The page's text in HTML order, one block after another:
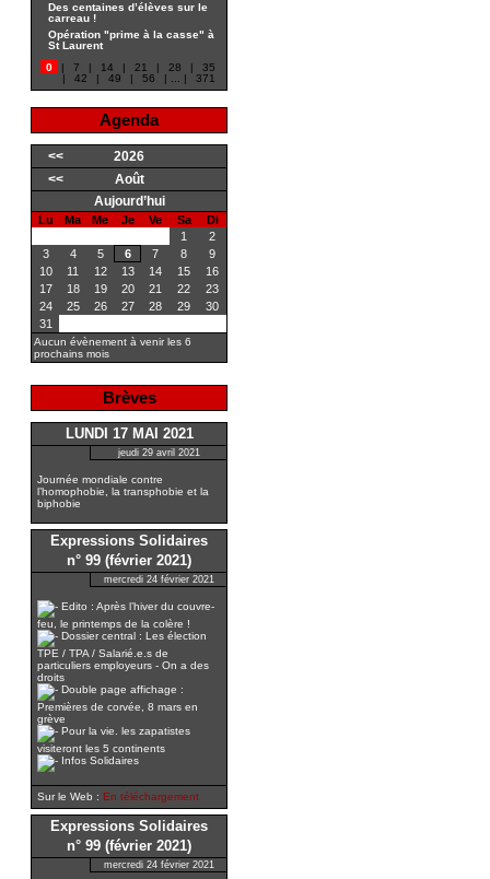
Des centaines d’élèves sur le
carreau !
Opération "prime à la casse" à
St Laurent
0
| 7 | 14 | 21 | 28 |
35
|
42 | 49 | 56 | | 371
Agenda
<<
2026
<<
Août
Aujourd’hui
Lu Ma Me Je Ve Sa
Di
1
2
3
4 5 6 7 8
9
10
11 12 13 14 15
16
17
18 19 20 21 22
23
24
25 26 27 28 29
30
31
Aucun évènement à venir les 6
prochains mois
Brèves
LUNDI 17 MAI 2021
jeudi 29 avril 2021
Journée mondiale contre
l’homophobie, la transphobie et la
biphobie
Expressions Solidaires
n° 99 (février 2021)
mercredi 24 février 2021
Edito : Après l’hiver du couvre-
feu, le printemps de la colère !
Dossier central : Les élection
TPE / TPA / Salarié.e.s de
particuliers employeurs - On a des
droits
Double page affichage :
Premières de corvée, 8 mars en
grève
Pour la vie. les zapatistes
visiteront les 5 continents
Infos Solidaires
Sur le Web : En téléchargement
Expressions Solidaires
n° 99 (février 2021)
mercredi 24 février 2021